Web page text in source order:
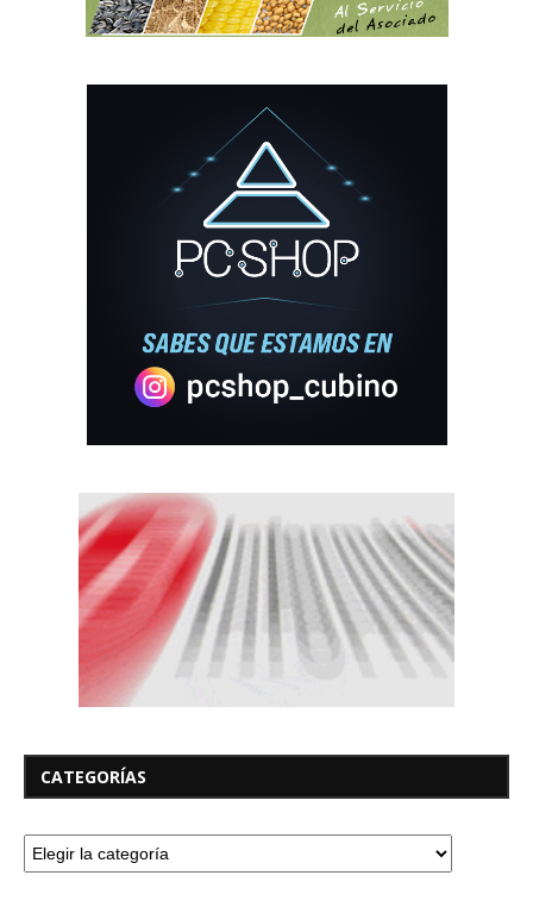
CATEGORÍAS